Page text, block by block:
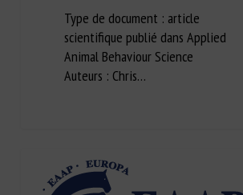
Type de document : article
scientifique publié dans Applied
Animal Behaviour Science
Auteurs : Chris…